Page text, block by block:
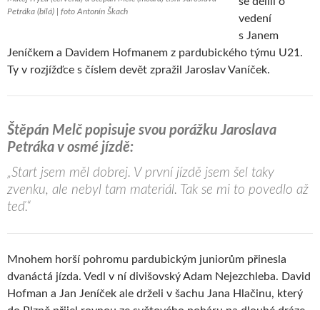
Petráka (bílá) | foto Antonín Škach
vedení
s Janem
Jeníčkem a Davidem Hofmanem z pardubického týmu U21.
Ty v rozjížďce s číslem devět zpražil Jaroslav Vaníček.
Štěpán Melč popisuje svou porážku Jaroslava
Petráka v osmé jízdě:
„Start jsem měl dobrej. V první jízdě jsem šel taky
zvenku, ale nebyl tam materiál. Tak se mi to povedlo až
teď.“
Mnohem horší pohromu pardubickým juniorům přinesla
dvanáctá jízda. Vedl v ní divišovský Adam Nejezchleba. David
Hofman a Jan Jeníček ale drželi v šachu Jana Hlačinu, který